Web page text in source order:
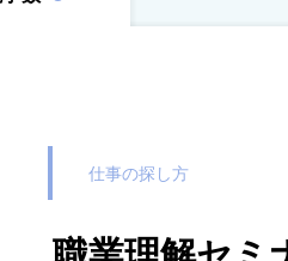
仕事の探し方